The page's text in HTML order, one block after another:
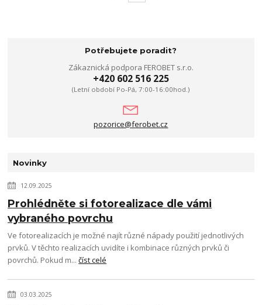
Potřebujete poradit?
Zákaznická podpora FEROBET s.r.o.
+420 602 516 225
(Letní období Po-Pá, 7:00-16:00hod.)
pozorice@ferobet.cz
Novinky
12.09.2025
Prohlédněte si fotorealizace dle vámi
vybraného povrchu
Ve fotorealizacích je možné najít různé nápady použití jednotlivých
prvků. V těchto realizacích uvidíte i kombinace různých prvků či
povrchů. Pokud m...číst celé
03.03.2025